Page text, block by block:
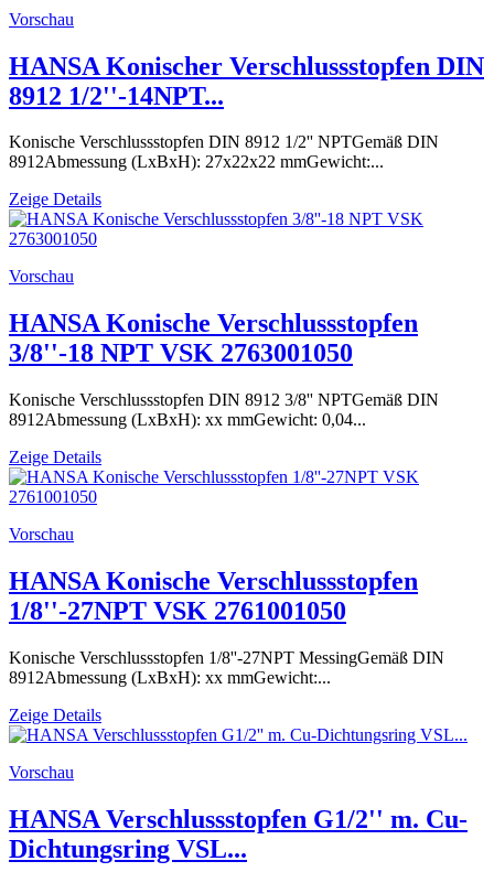
Vorschau
HANSA Konischer Verschlussstopfen DIN
8912 1/2''-14NPT...
Konische Verschlussstopfen DIN 8912 1/2'' NPTGemäß DIN
8912Abmessung (LxBxH): 27x22x22 mmGewicht:...
Zeige Details
Vorschau
HANSA Konische Verschlussstopfen
3/8''-18 NPT VSK 2763001050
Konische Verschlussstopfen DIN 8912 3/8'' NPTGemäß DIN
8912Abmessung (LxBxH): xx mmGewicht: 0,04...
Zeige Details
Vorschau
HANSA Konische Verschlussstopfen
1/8''-27NPT VSK 2761001050
Konische Verschlussstopfen 1/8''-27NPT MessingGemäß DIN
8912Abmessung (LxBxH): xx mmGewicht:...
Zeige Details
Vorschau
HANSA Verschlussstopfen G1/2'' m. Cu-
Dichtungsring VSL...